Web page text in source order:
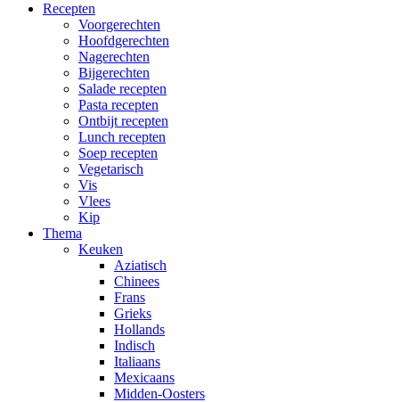
Recepten
Voorgerechten
Hoofdgerechten
Nagerechten
Bijgerechten
Salade recepten
Pasta recepten
Ontbijt recepten
Lunch recepten
Soep recepten
Vegetarisch
Vis
Vlees
Kip
Thema
Keuken
Aziatisch
Chinees
Frans
Grieks
Hollands
Indisch
Italiaans
Mexicaans
Midden-Oosters